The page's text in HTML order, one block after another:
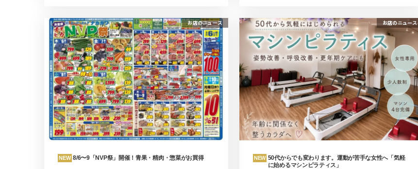
お店のニュース
NEW 8/6〜9「NVP祭」開催！青果・精肉・惣菜がお買得
お店のニュース
NEW 50代からでも変わります。運動が苦手な女性へ「気軽
に始めるマシンピラティス」